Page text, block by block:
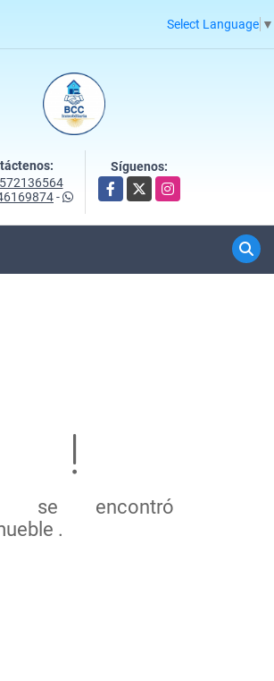
Select Language ▼
-
Síguenos:
Facebook
X Instagram
se encontró
.